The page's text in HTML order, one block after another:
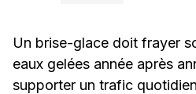
Un brise-glace doit frayer
eaux gelées année après
supporter un trafic